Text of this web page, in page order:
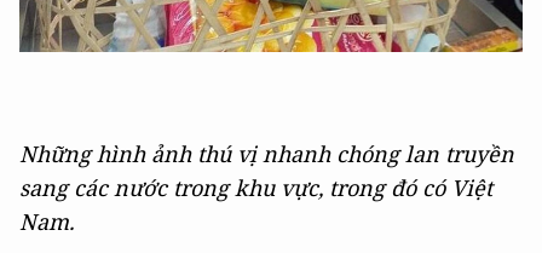
Những hình ảnh thú vị nhanh chóng lan truyền
sang các nước trong khu vực, trong đó có Việt
Nam.